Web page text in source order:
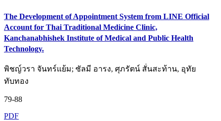
The Development of Appointment System from LINE Official
Account for Thai Traditional Medicine Clinic,
Kanchanabhishek Institute of Medical and Public Health
Technology.
พิชญ์วรา จันทร์แย้ม; ซัลมี อารง, ศุภรัตน์ สั่นสะท้าน, อุทัย
ทับทอง
79-88
PDF